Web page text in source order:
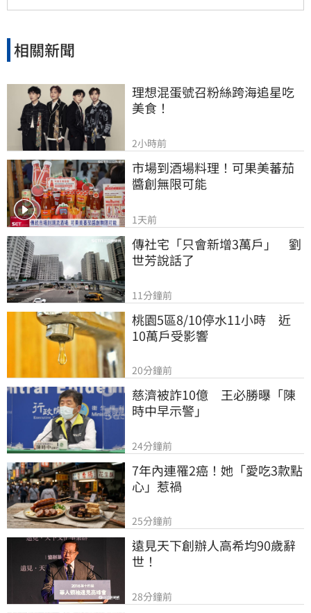
相關新聞
理想混蛋號召粉絲跨海追星吃
美食！
2小時前
市場到酒場料理！可果美蕃茄
醬創無限可能
1天前
傳社宅「只會新增3萬戶」　劉
世芳說話了
11分鐘前
桃園5區8/10停水11小時　近
10萬戶受影響
20分鐘前
慈濟被詐10億　王必勝曝「陳
時中早示警」
24分鐘前
7年內連罹2癌！她「愛吃3款點
心」惹禍
25分鐘前
遠見天下創辦人高希均90歲辭
世！
28分鐘前